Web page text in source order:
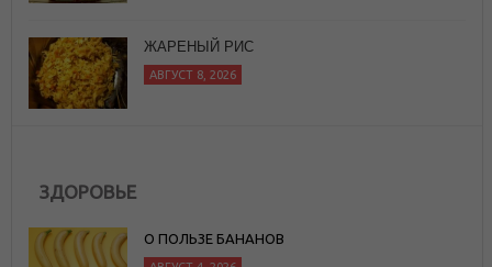
10 ХОРОШИХ РИТУАЛОВ, КОТОРЫЕ
СЛЕДУЕТ ЗАВЕСТИ
ЗДОРОВЬЕ
О ПОЛЬЗЕ БАНАНОВ